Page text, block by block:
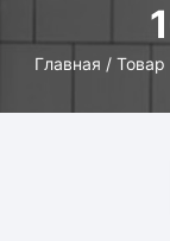
Главная /